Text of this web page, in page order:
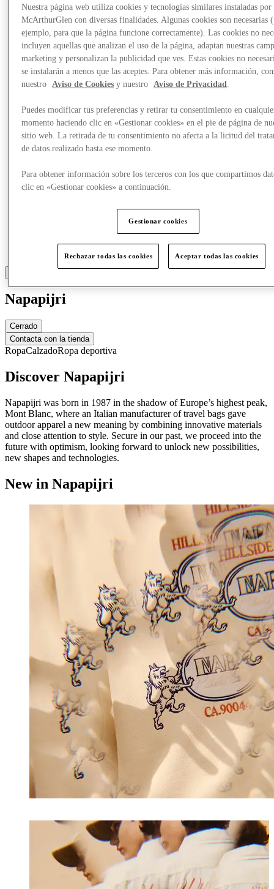
Planifica tu visita
Restaurantes
Servicios
Turismo
Búsqueda de empleo
Tarjeta regalo
Napapijri
Cerrado
Contacta con la tienda
RopaCalzadoRopa deportiva
Discover Napapijri
Napapijri was born in 1987 in the shadow of Europe’s highest peak,
Mont Blanc, where an Italian manufacturer of travel bags gave
outdoor apparel a new meaning by combining innovative materials
and close attention to style. Secure in our past, we proceed into the
future with optimism, looking forward to unlock new possibilities,
new shapes and technologies.
New in Napapijri
Nuestra página web utiliza cookies y tecnologías similares instaladas por
McArthurGlen con diversas finalidades. Algunas cookies son necesarias
ejemplo, para que la página funcione correctamente). Las cookies no
incluyen aquellas que analizan el uso de la página, adaptan nuestras
marketing y personalizan la publicidad que ves. Estas cookies no
se instalarán a menos que las aceptes. Para obtener más información,
nuestro
Aviso de Cookies y nuestro Aviso de Privacidad.
Puedes modificar tus preferencias y retirar tu consentimiento en
momento haciendo clic en «Gestionar cookies» en el pie de página de
sitio web. La retirada de tu consentimiento no afecta a la licitud del
de datos realizado hasta ese momento.
Para obtener información sobre los terceros con los que compartimos
clic en «Gestionar cookies» a continuación.
Gestionar cookies
Rechazar todas las cookies Aceptar todas las cookies